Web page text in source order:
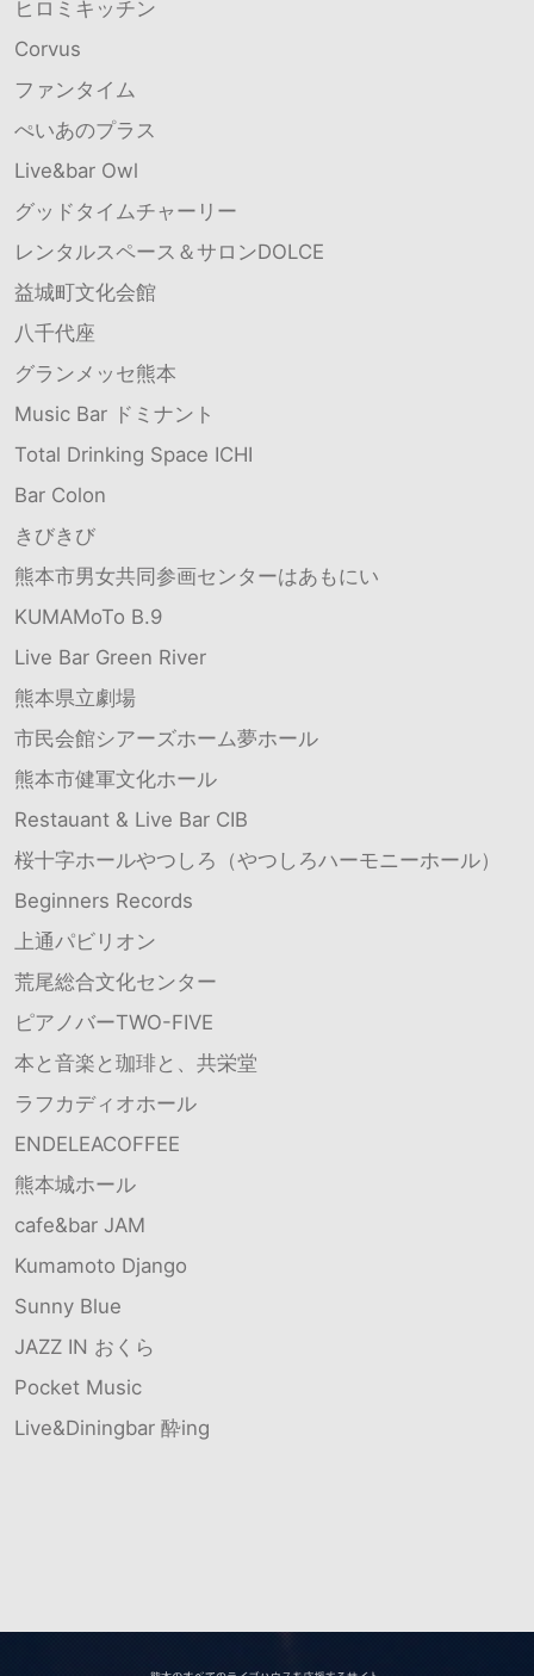
ヒロミキッチン
Corvus
ファンタイム
ぺいあのプラス
Live&bar Owl
グッドタイムチャーリー
レンタルスペース＆サロンDOLCE
益城町文化会館
八千代座
グランメッセ熊本
Music Bar ドミナント
Total Drinking Space ICHI
Bar Colon
きびきび
熊本市男女共同参画センターはあもにい
KUMAMoTo B.9
Live Bar Green River
熊本県立劇場
市民会館シアーズホーム夢ホール
熊本市健軍文化ホール
Restauant & Live Bar CIB
桜十字ホールやつしろ（やつしろハーモニーホール）
Beginners Records
上通パビリオン
荒尾総合文化センター
ピアノバーTWO-FIVE
本と音楽と珈琲と、共栄堂
ラフカディオホール
ENDELEACOFFEE
熊本城ホール
cafe&bar JAM
Kumamoto Django
Sunny Blue
JAZZ IN おくら
Pocket Music
Live&Diningbar 酔ing